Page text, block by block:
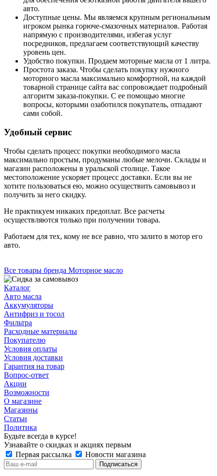
авто.
Доступные цены. Мы являемся крупным региональным
игроком рынка горюче-смазочных материалов. Работая
напрямую с производителями, избегая услуг
посредников, предлагаем соответствующий качеству
уровень цен.
Удобство покупки. Продаем моторные масла от 1 литра.
Простота заказа. Чтобы сделать покупку нужного
моторного масла максимально комфортной, на каждой
товарной странице сайта вас сопровождает подробный
алгоритм заказа-покупки. С ее помощью многие
вопросы, которыми озаботился покупатель, отпадают
сами собой.
Удобный сервис
Чтобы сделать процесс покупки необходимого масла
максимально простым, продуманы любые мелочи. Склады и
магазин расположены в уральской столице. Такое
местоположение ускоряет процесс доставки. Если вы не
хотите пользоваться ею, можно осуществить самовывоз и
получить за него скидку.
Не практикуем никаких предоплат. Все расчеты
осуществляются только при получении товара.
Работаем для тех, кому не все равно, что залито в мотор его
авто.
Все товары бренда Моторное масло
Каталог
Авто масла
Аккумуляторы
Антифриз и тосол
Фильтра
Расходные материалы
Покупателю
Условия оплаты
Условия доставки
Гарантия на товар
Вопрос-ответ
Акции
Возможности
О магазине
Магазины
Статьи
Политика
Будьте всегда в курсе!
Узнавайте о скидках и акциях первым
Первая рассылка
Новости магазина